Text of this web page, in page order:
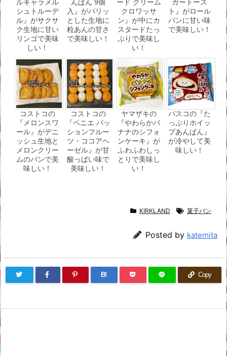
ルキャラメル
シュトルーデ
ル』がサクサ
ク生地に甘い
リンゴで美味
しい！
んぱん 9個
入』がパリッ
とした生地に
粒あんの甘さ
で美味しい！
ード クリーム
クロワッサ
ン』が中にカ
スタードたっ
ぷりで美味し
い！
ガートース
ト』がロール
パンに甘い味
で美味しい！
コストコの
『メロンスワ
ール』がデニ
ッシュ生地と
メロンクリー
ムのパンで美
味しい！
コストコの
『ベニエ パッ
ションフルー
ツ・ココアヘ
ーゼル』が甘
酸っぱい味で
美味しい！
ヤマザキの
『やわらかバ
ナナのシフォ
ンケーキ』が
ふわふわしっ
とりで美味し
い！
パスコの『た
っぷりホイッ
プあんぱん』
が冷やして美
味しい！
KIRKLAND 菓子パン
Posted by katemita
B! Copy